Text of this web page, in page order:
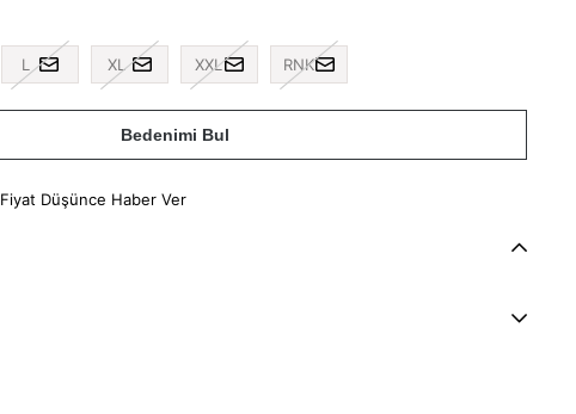
L XL XXL RNK
Bedenimi Bul
Fiyat Düşünce Haber Ver